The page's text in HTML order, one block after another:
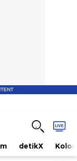
detikX